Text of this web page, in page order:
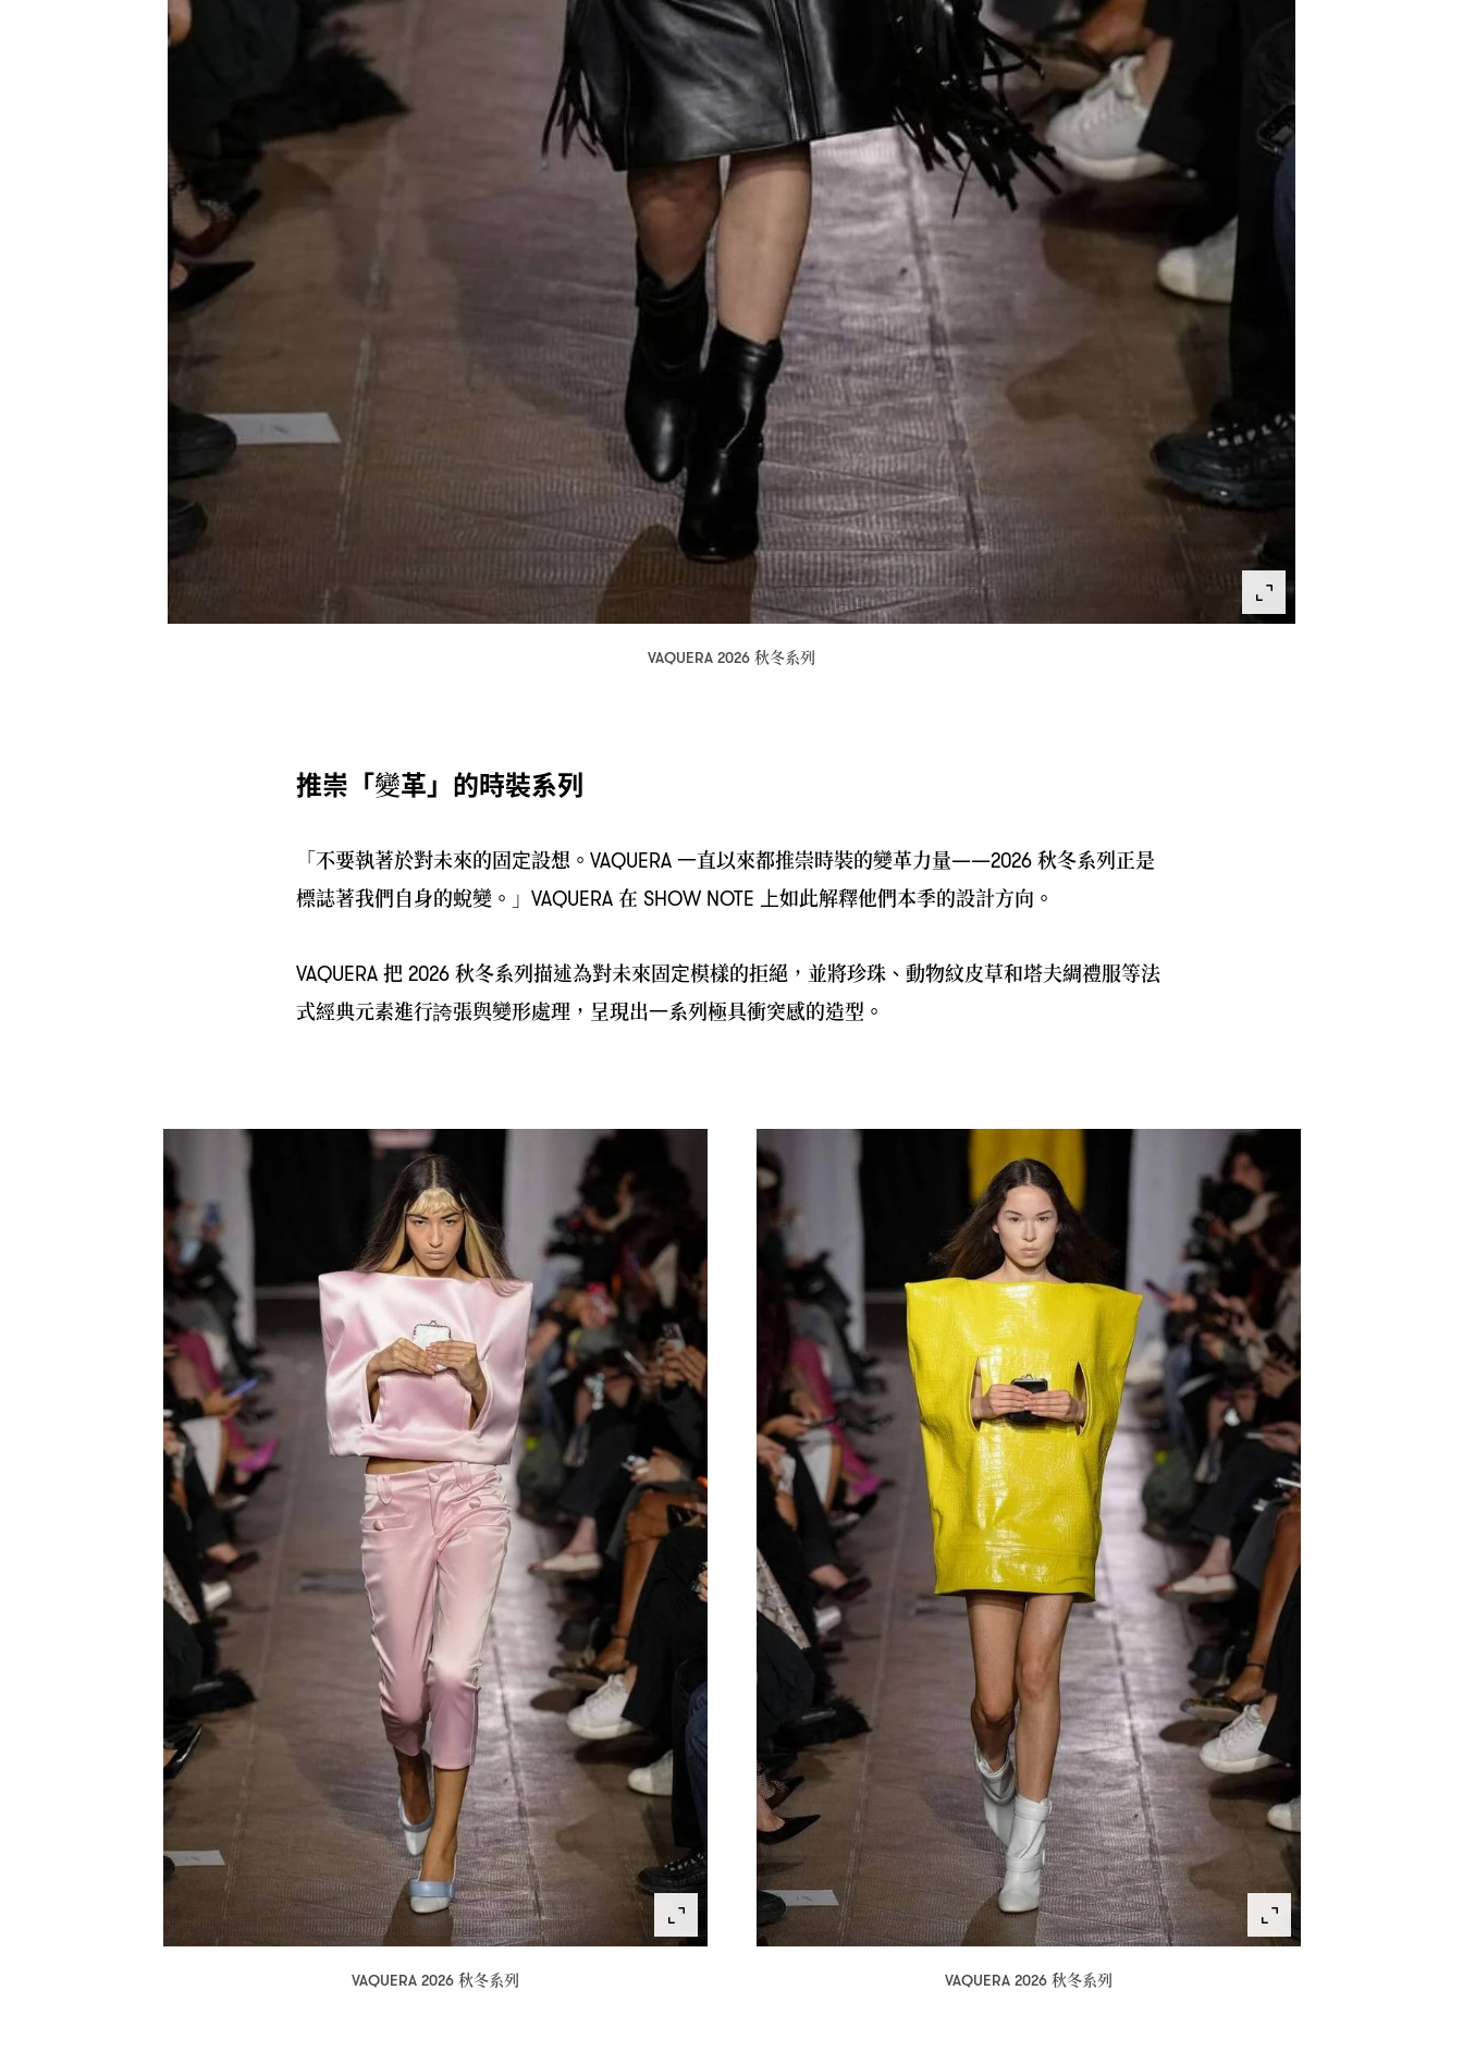
VAQUERA 2026 秋冬系列
推崇「變革」的時裝系列
「不要執著於對未來的固定設想。 VAQUERA一直以來都推崇時裝的變革力量——2026秋冬系列正是
標誌著我們自身的蛻變。 」 VAQUERA在 SHOW NOTE 上如此解釋他們本季的設計方向。
VAQUERA把2026秋冬系列描述為對未來固定模樣的拒絕 ， 並將珍珠、動物紋皮草和塔夫綢禮服等法
式經典元素進行誇張與變形處理 ， 呈現出一系列極具衝突感的造型。
VAQUERA 2026 秋冬系列 VAQUERA 2026 秋冬系列